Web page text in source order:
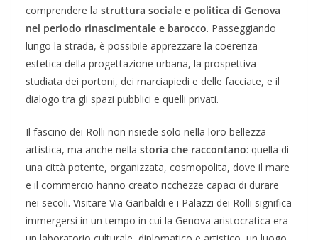
comprendere la struttura sociale e politica di Genova
nel periodo rinascimentale e barocco. Passeggiando
lungo la strada, è possibile apprezzare la coerenza
estetica della progettazione urbana, la prospettiva
studiata dei portoni, dei marciapiedi e delle facciate, e il
dialogo tra gli spazi pubblici e quelli privati.
Il fascino dei Rolli non risiede solo nella loro bellezza
artistica, ma anche nella storia che raccontano: quella di
una città potente, organizzata, cosmopolita, dove il mare
e il commercio hanno creato ricchezze capaci di durare
nei secoli. Visitare Via Garibaldi e i Palazzi dei Rolli significa
immergersi in un tempo in cui la Genova aristocratica era